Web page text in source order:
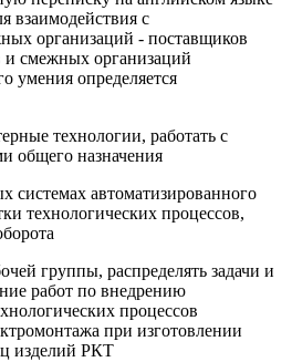
взаимодействия с
организаций - поставщиков
и смежных организаций
умения определяется
технологии, работать с
общего назначения
системах автоматизированного
технологических процессов,
группы, распределять задачи и
работ по внедрению
процессов
при изготовлении
изделий РКТ